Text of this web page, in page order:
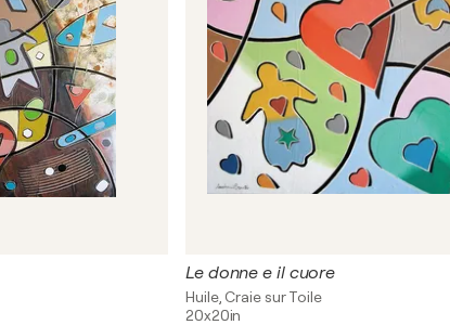
Le donne e il cuore
Huile, Craie sur Toile
20x20in